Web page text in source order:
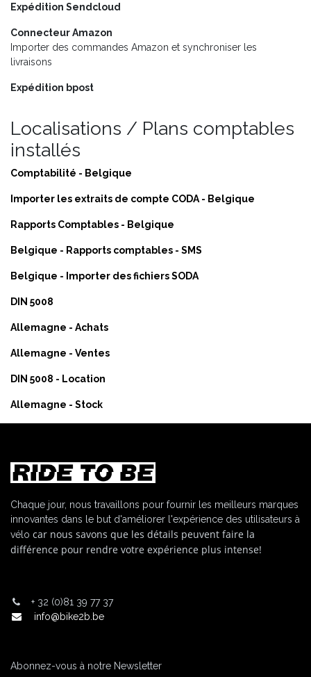
Expédition Sendcloud
Connecteur Amazon
Importer des commandes Amazon et synchroniser les
livraisons
Expédition bpost
Localisations / Plans comptables
installés
Comptabilité - Belgique
Importer les extraits de compte CODA - Belgique
Rapports Comptables - Belgique
Belgique - Rapports comptables - SMS
Belgique - Importer des fichiers SODA
DIN 5008
Allemagne - Achats
Allemagne - Ventes
DIN 5008 - Location
Allemagne - Stock
Chaque jour, nous travaillons pour fournir les meilleurs marques
innovantes dans le but d'améliorer l'expérience des utilisateurs à
vélo car nous savons que les détails peuvent faire la
différence pour rendre votre expérience plus intense!
+ 32 (0)81 39 77 37
info@bike2b.be
Abonnez-vous à notre Newsletter